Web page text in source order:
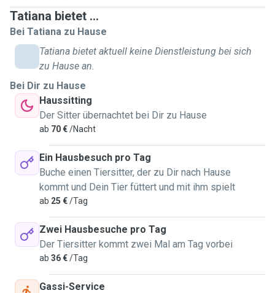
Tatiana bietet ...
Bei Tatiana zu Hause
Tatiana bietet aktuell keine Dienstleistung bei sich
zu Hause an.
Bei Dir zu Hause
Haussitting
Der Sitter übernachtet bei Dir zu Hause
ab 70 €/Nacht
Ein Hausbesuch pro Tag
Buche einen Tiersitter, der zu Dir nach Hause
kommt und Dein Tier füttert und mit ihm spielt
ab 25 €/Tag
Zwei Hausbesuche pro Tag
Der Tiersitter kommt zwei Mal am Tag vorbei
ab 36 €/Tag
Gassi-Service